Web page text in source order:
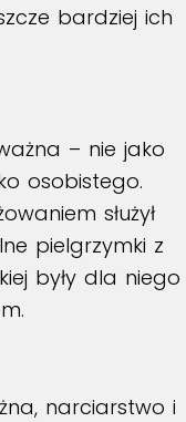
bardziej ich
– nie jako
osobistego.
służył
pielgrzymki z
były dla niego
narciarstwo i